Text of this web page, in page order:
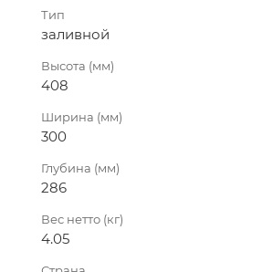
Тип
заливной
Высота (мм)
408
Ширина (мм)
300
Глубина (мм)
286
Вес нетто (кг)
4.05